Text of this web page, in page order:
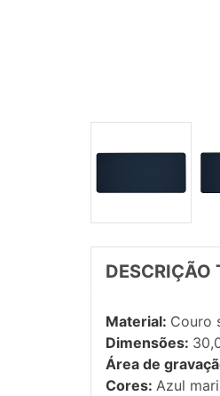
DESCRIÇÃO
Material: Couro
Dimensões:
Área de
Cores: Azul